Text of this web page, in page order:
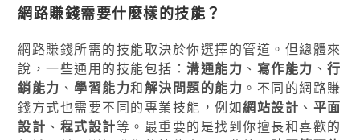
網路賺錢需要什麼樣的技能？
網路賺錢所需的技能取決於你選擇的管道。但總體來
說，一些通用的技能包括：溝通能力 、 寫作能力 、行
銷能力 、學習能力和解決問題的能力 。不同的網路賺
錢方式也需要不同的專業技能，例如網站設計 、 平面
設計 、 程式設計等。最重要的是找到你擅長和喜歡的